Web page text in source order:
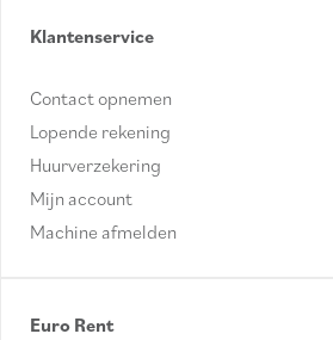
Klantenservice
Contact opnemen
Lopende rekening
Huurverzekering
Mijn account
Machine afmelden
Euro Rent